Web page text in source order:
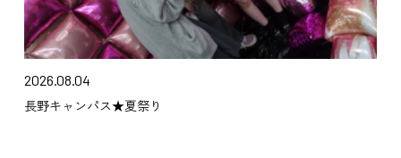
2026.08.04
長野キャンパス★夏祭り